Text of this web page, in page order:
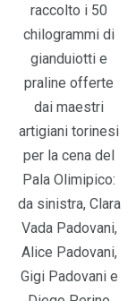
raccolto i 50
chilogrammi di
gianduiotti e
praline offerte
dai maestri
artigiani torinesi
per la cena del
Pala Olimipico:
da sinistra, Clara
Vada Padovani,
Alice Padovani,
Gigi Padovani e